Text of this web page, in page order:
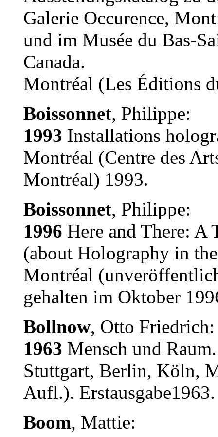
Galerie Occurence,
und im Musée du Bas-
Canada.
Montréal (Les Éditions
Boissonnet, Philippe:
1993 Installations
Montréal (Centre des
Montréal) 1993.
Boissonnet, Philippe:
1996 Here and There: A
(about Holography in
Montréal
gehalten im Oktober
Bollnow, Otto Friedrich:
1963 Mensch und Raum.
Stuttgart, Berlin, Köln,
Aufl.). Erstausgabe1963.
Boom, Mattie: